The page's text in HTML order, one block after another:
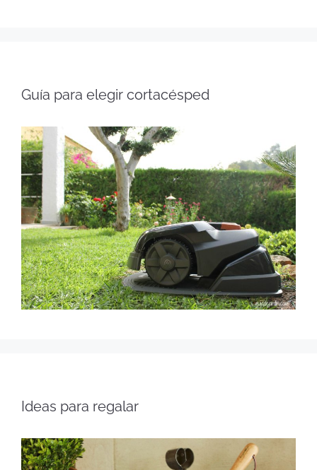
Guía para elegir cortacésped
Ideas para regalar